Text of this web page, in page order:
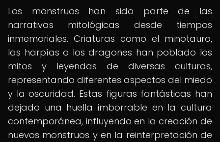
Los monstruos han sido parte de las
narrativas mitológicas desde tiempos
inmemoriales. Criaturas como el minotauro,
las harpías o los dragones han poblado los
mitos y leyendas de diversas culturas,
representando diferentes aspectos del miedo
y la oscuridad. Estas figuras fantásticas han
dejado una huella imborrable en la cultura
contemporánea, influyendo en la creación de
nuevos monstruos y en la reinterpretación de